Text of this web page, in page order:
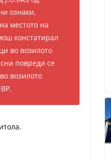
ознаки,
местото на
констатирал
во возилото
повреди се
возилото